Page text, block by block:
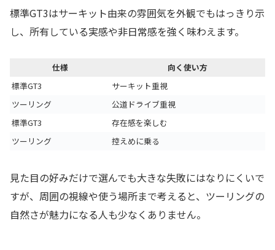
標準GT3はサーキット由来の雰囲気を外観でもはっきり示
し、所有している実感や非日常感を強く味わえます。
仕様
向く使い方
標準GT3
サーキット重視
ツーリング
公道ドライブ重視
標準GT3
存在感を楽しむ
ツーリング
控えめに乗る
見た目の好みだけで選んでも大きな失敗にはなりにくいで
すが、周囲の視線や使う場所まで考えると、ツーリングの
自然さが魅力になる人も少なくありません。